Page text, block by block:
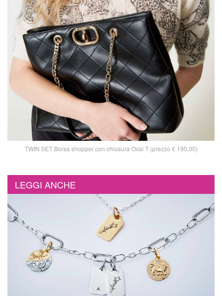
TWIN SET Borsa shopper con chiusura Oval T (prezzo € 195,00)
LEGGI ANCHE